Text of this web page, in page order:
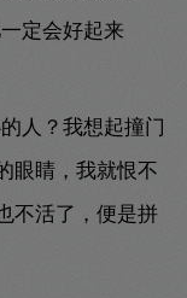
定会好起来
人？我想起撞门
眼睛，我就恨不
不活了，便是拼